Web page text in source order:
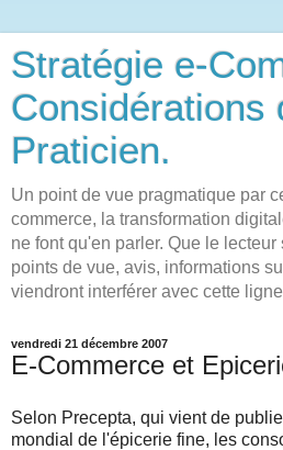
Stratégie e-
Considérations
Praticien.
Un point de vue pragmatique par
commerce, la transformation
ne font qu'en parler. Que le
points de vue, avis, informations
viendront interférer avec cette
vendredi 21 décembre 2007
E-Commerce et
Selon Precepta, qui vient de
mondial de l'épicerie fine, les